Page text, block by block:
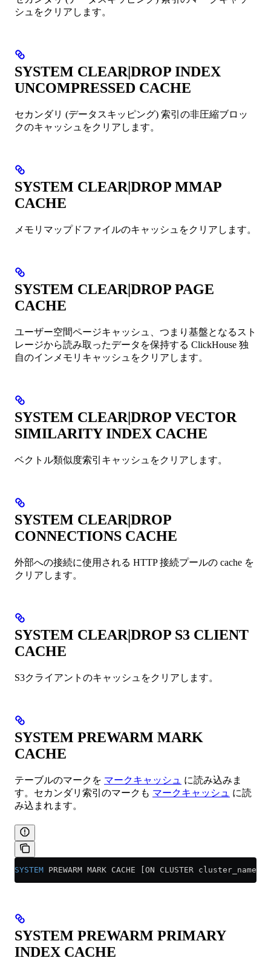
シュをクリアします。
SYSTEM CLEAR|DROP INDEX
UNCOMPRESSED CACHE
セカンダリ (データスキッピング) 索引の非圧縮ブロッ
クのキャッシュをクリアします。
SYSTEM CLEAR|DROP MMAP
CACHE
メモリマップドファイルのキャッシュをクリアします。
SYSTEM CLEAR|DROP PAGE
CACHE
ユーザー空間ページキャッシュ、つまり基盤となるスト
レージから読み取ったデータを保持する ClickHouse 独
自のインメモリキャッシュをクリアします。
SYSTEM CLEAR|DROP VECTOR
SIMILARITY INDEX CACHE
ベクトル類似度索引キャッシュをクリアします。
SYSTEM CLEAR|DROP
CONNECTIONS CACHE
外部への接続に使用される HTTP 接続プールの cache を
クリアします。
SYSTEM CLEAR|DROP S3 CLIENT
CACHE
S3クライアントのキャッシュをクリアします。
SYSTEM PREWARM MARK
CACHE
テーブルのマークを マークキャッシュ に読み込みま
す。セカンダリ索引のマークも マークキャッシュ に読
み込まれます。
SYSTEM PREWARM MARK CACHE [ON CLUSTER
SYSTEM PREWARM PRIMARY
INDEX CACHE